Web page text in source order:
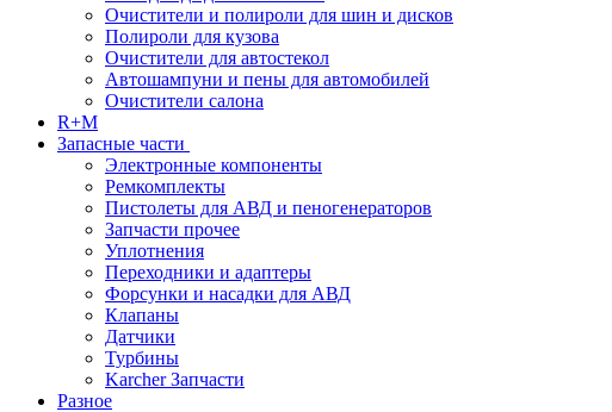
Очистители и полироли для шин и дисков
Полироли для кузова
Очистители для автостекол
Автошампуни и пены для автомобилей
Очистители салона
R+M
Запасные части
Электронные компоненты
Ремкомплекты
Пистолеты для АВД и пеногенераторов
Запчасти прочее
Уплотнения
Переходники и адаптеры
Форсунки и насадки для АВД
Клапаны
Датчики
Турбины
Karcher Запчасти
Разное